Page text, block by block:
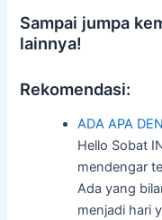
Sampai jumpa
lainnya!
Rekomendasi:
ADA APA
Hello Sobat
mendengar
Ada yang
menjadi hari